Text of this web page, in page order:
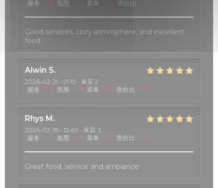
服务 : 5/5 氛围 : 5/5 菜单 : 4/5 质价比 : 5/5
Good services, cozy atmosphere, and excellent
food.
Alwin S
2026-02-21 - 21:15 - 来宾 2
服务 : 5/5 氛围 : 5/5 菜单 : 5/5 质价比 : 5/5
Rhys M
2026-02-19 - 12:45 - 来宾 3
服务 : 5/5 氛围 : 5/5 菜单 : 5/5 质价比 : 4/5
Great food, service and ambiance